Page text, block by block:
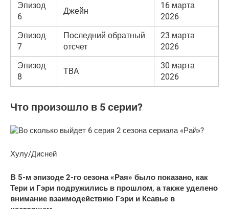
Эпизод
6
Джейн
16 марта
2026
Эпизод
7
Последний обратный
отсчет
23 марта
2026
Эпизод
8
TBA
30 марта
2026
Что произошло в 5 серии?
Хулу/Дисней
В 5-м эпизоде ​​2-го сезона «Рая» было показано, как
Тери и Гэри подружились в прошлом, а также уделено
внимание взаимодействию Гэри и Ксавье в